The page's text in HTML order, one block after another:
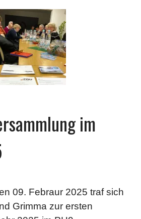
im
09. Febraur 2025 traf sich
Grimma zur ersten